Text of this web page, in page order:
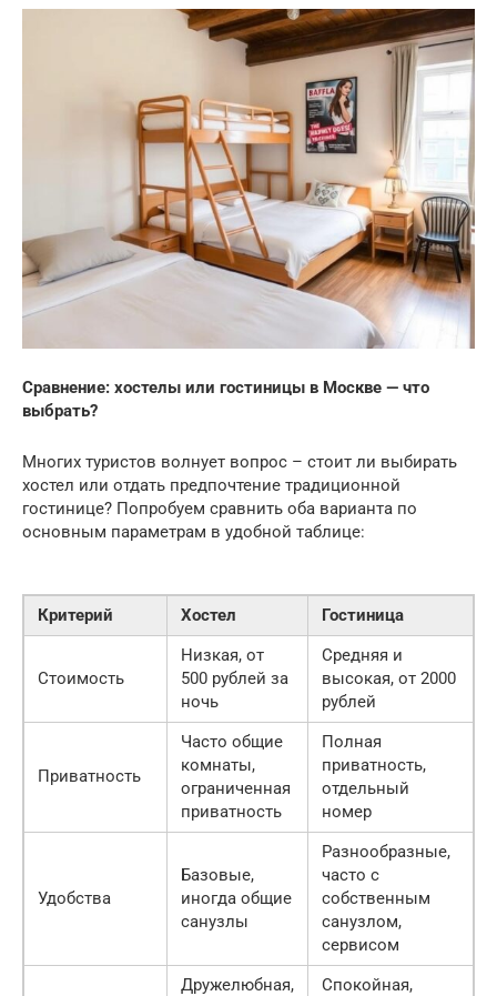
Сравнение: хостелы или гостиницы в Москве — что
выбрать?
Многих туристов волнует вопрос – стоит ли выбирать
хостел или отдать предпочтение традиционной
гостинице? Попробуем сравнить оба варианта по
основным параметрам в удобной таблице:
Критерий Хостел Гостиница
Стоимость
Низкая, от
500 рублей за
ночь
Средняя и
высокая, от 2000
рублей
Приватность
Часто общие
комнаты,
ограниченная
приватность
Полная
приватность,
отдельный
номер
Удобства
Базовые,
иногда общие
санузлы
Разнообразные,
часто с
собственным
санузлом,
сервисом
Дружелюбная,
Спокойная,